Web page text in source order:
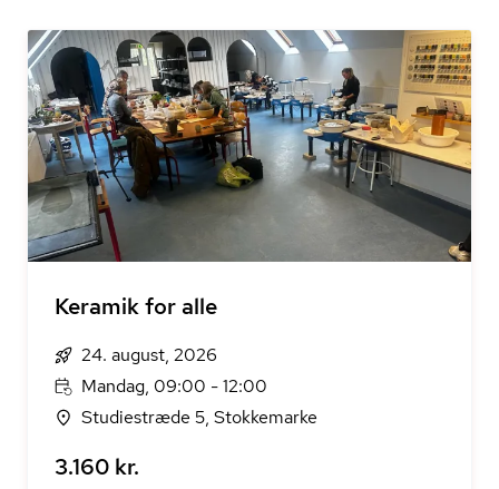
Keramik for alle
24. august, 2026
Mandag, 09:00 - 12:00
Studiestræde 5, Stokkemarke
3.160 kr.